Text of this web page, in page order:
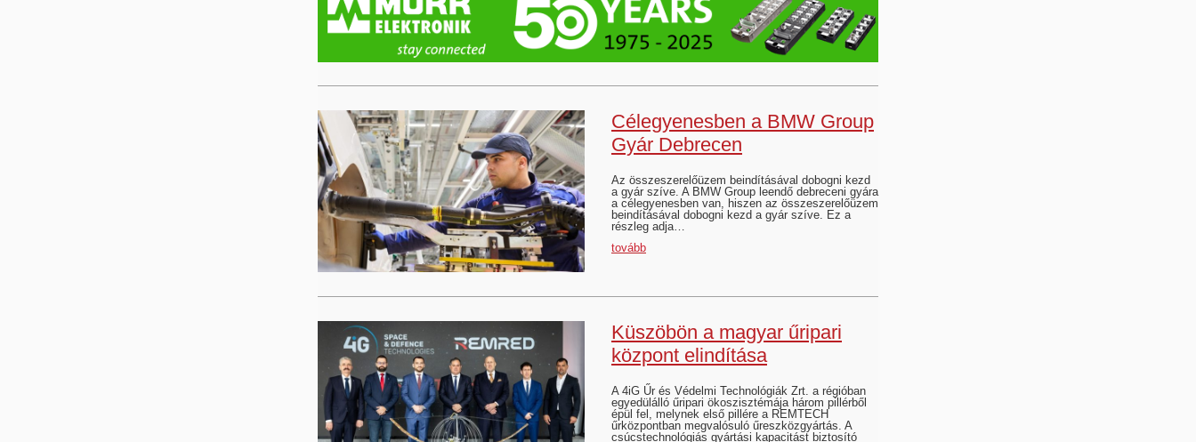
Célegyenesben a BMW Group
Gyár Debrecen
Az összeszerelőüzem beindításával dobogni kezd
a gyár szíve. A BMW Group leendő debreceni gyára
a célegyenesben van, hiszen az összeszerelőüzem
beindításával dobogni kezd a gyár szíve. Ez a
részleg adja…
tovább
Küszöbön a magyar űripari
központ elindítása
A 4iG Űr és Védelmi Technológiák Zrt. a régióban
egyedülálló űripari ökoszisztémája három pillérből
épül fel, melynek első pillére a REMTECH
űrközpontban megvalósuló űreszközgyártás. A
csúcstechnológiás gyártási kapacitást biztosító